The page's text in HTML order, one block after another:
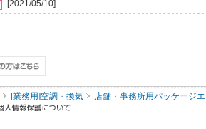
[2021/05/10]
[業務用]空調・換気 店舗・事務所用パッケージ